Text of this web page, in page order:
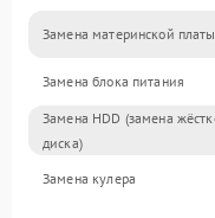
Замена материнской платы
Замена блока питания
Замена HDD (замена
диска)
Замена кулера